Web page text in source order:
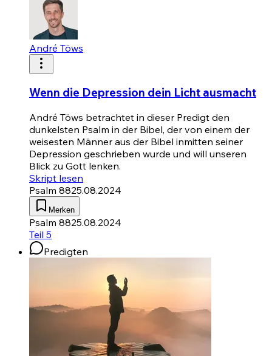
André Töws
Wenn die Depression dein Licht ausmacht
André Töws betrachtet in dieser Predigt den
dunkelsten Psalm in der Bibel, der von einem der
weisesten Männer aus der Bibel inmitten seiner
Depression geschrieben wurde und will unseren
Blick zu Gott lenken.
Skript lesen
Psalm 8825.08.2024
Merken
Psalm 8825.08.2024
Teil 5
Predigten